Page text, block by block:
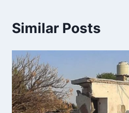
Similar Posts